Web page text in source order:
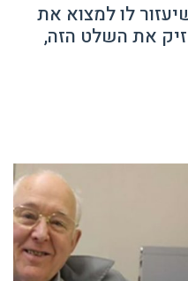
לו למצוא את
את השלט הזה,